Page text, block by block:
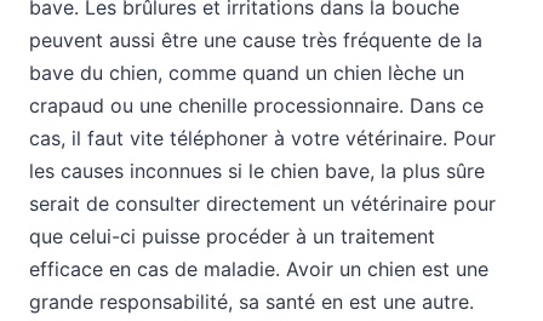
bave. Les brûlures et irritations dans la bouche
peuvent aussi être une cause très fréquente de la
bave du chien, comme quand un chien lèche un
crapaud ou une chenille processionnaire. Dans ce
cas, il faut vite téléphoner à votre vétérinaire. Pour
les causes inconnues si le chien bave, la plus sûre
serait de consulter directement un vétérinaire pour
que celui-ci puisse procéder à un traitement
efficace en cas de maladie. Avoir un chien est une
grande responsabilité, sa santé en est une autre.